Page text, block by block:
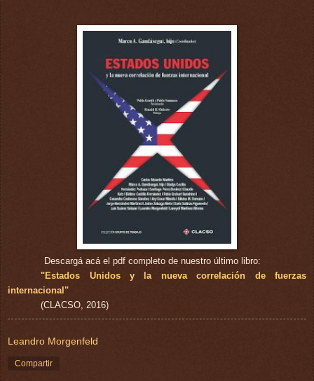
Descargá acá el pdf completo de nuestro último libro:
"Estados Unidos y la nueva correlación de fuerzas
internacional"
(CLACSO, 2016)
Leandro Morgenfeld
Compartir